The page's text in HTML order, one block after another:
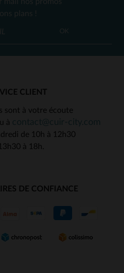
plans !
OK
CLIENT
sont à votre écoute
à
de 10h à 12h30
à 18h.
DE CONFIANCE